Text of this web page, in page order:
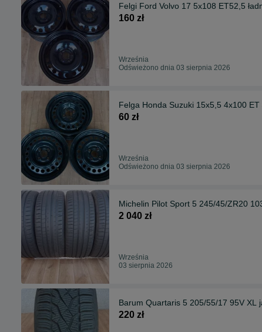
Felgi Ford Volvo 17 5x108 ET52,5
160 zł
Września
Odświeżono dnia 03 sierpnia 2026
Felga Honda Suzuki 15x5,5 4x100 ET
60 zł
Września
Odświeżono dnia 03 sierpnia 2026
Michelin Pilot Sport 5 245/45/ZR20
2 040 zł
Września
03 sierpnia 2026
Barum Quartaris 5 205/55/17 95V XL
220 zł